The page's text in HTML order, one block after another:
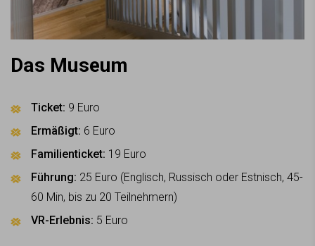
Das Museum
Ticket: 9 Euro
Ermäßigt: 6 Euro
Familienticket: 19 Euro
Führung: 25 Euro (Englisch, Russisch oder Estnisch, 45-
60 Min, bis zu 20 Teilnehmern)
VR-Erlebnis: 5 Euro